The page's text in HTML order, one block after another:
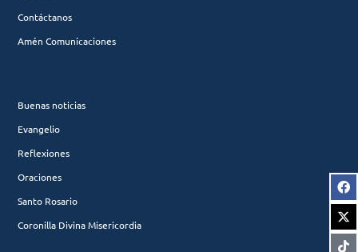
Contáctanos
Amén Comunicaciones
Buenas noticias
Evangelio
Reflexiones
Oraciones
Santo Rosario
Coronilla Divina Misericordia